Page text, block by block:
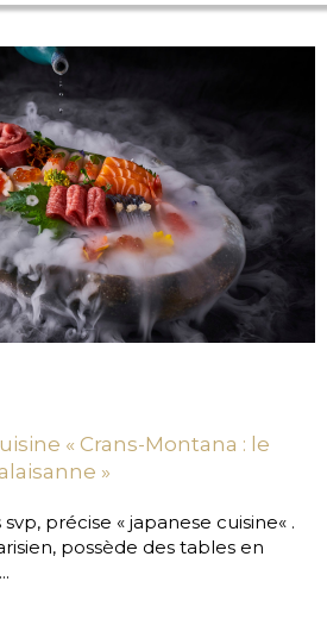
« Crans-Montana : le
»
précise « japanese cuisine« .
possède des tables en